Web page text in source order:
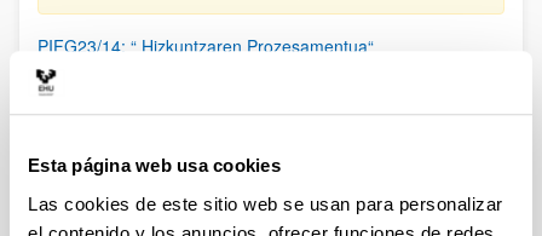
Esta página web usa cookies
Las cookies de este sitio web se usan para personalizar
PIFG23/14: “ Hizkuntzaren Prozesamentua“
Se ha publicado la propuesta de adjudicación(12/09/2023)
PIFG23/13: “ Modelado, simulación, emulación y Control de
Sistemas de Energía, así como de robótica móvil mediante
aprendizaje profundo y otras técnicas inteligentes“